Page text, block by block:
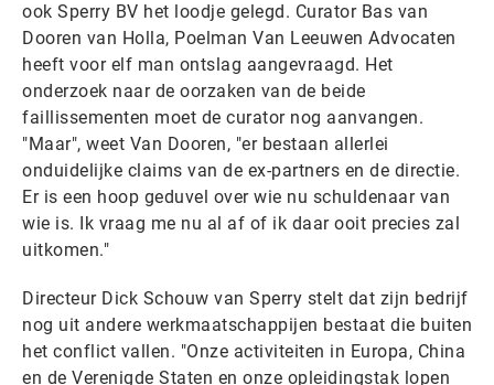
ook Sperry BV het loodje gelegd. Curator Bas van
Dooren van Holla, Poelman Van Leeuwen Advocaten
heeft voor elf man ontslag aangevraagd. Het
onderzoek naar de oorzaken van de beide
faillissementen moet de curator nog aanvangen.
"Maar", weet Van Dooren, "er bestaan allerlei
onduidelijke claims van de ex-partners en de directie.
Er is een hoop geduvel over wie nu schuldenaar van
wie is. Ik vraag me nu al af of ik daar ooit precies zal
uitkomen."
Directeur Dick Schouw van Sperry stelt dat zijn bedrijf
nog uit andere werkmaatschappijen bestaat die buiten
het conflict vallen. "Onze activiteiten in Europa, China
en de Verenigde Staten en onze opleidingstak lopen